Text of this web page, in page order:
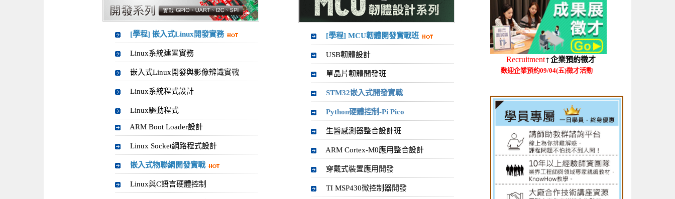
[學程] 嵌入式Linux開發實務
Linux系統建置實務
嵌入式Linux開發與影像辨識實戰
Linux系統程式設計
Linux驅動程式
ARM Boot Loader設計
Linux Socket網路程式設計
嵌入式物聯網開發實戰
Linux與C語言硬體控制
[學程] MCU韌體開發實戰班
USB韌體設計
單晶片韌體開發班
STM32嵌入式開發實戰
Python硬體控制-Pi Pico
生醫感測器整合設計班
ARM Cortex-M0應用整合設計
穿戴式裝置應用開發
TI MSP430微控制器開發
Recruitment↑企業預約徵才
歡迎企業預約09/04(五)徵才活動